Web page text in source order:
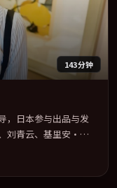
143分钟
，日本参与出品与发
刘青云、基里安·墨
力求统一。定于
2016 年度话题片中口